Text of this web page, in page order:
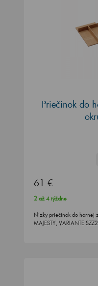
Priečinok do
61 €
2 až 4 týždne
Nízky priečinok do hornej
MAJESTY, VARIANTE